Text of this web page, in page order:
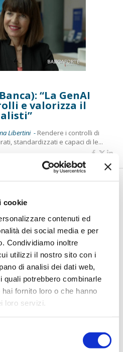
cookie
contenuti ed
dei social media e per
Condividiamo inoltre
utilizzi il nostro sito con i
di analisi dei dati web,
quali potrebbero combinarle
fornito loro o che hanno
loro servizi.
“La GenAI
e valorizza il
Libertini - Rendere i controlli di
standardizzati e capaci di le...
Group): "L’AI va
i processi,
Spesso sorprendono per la